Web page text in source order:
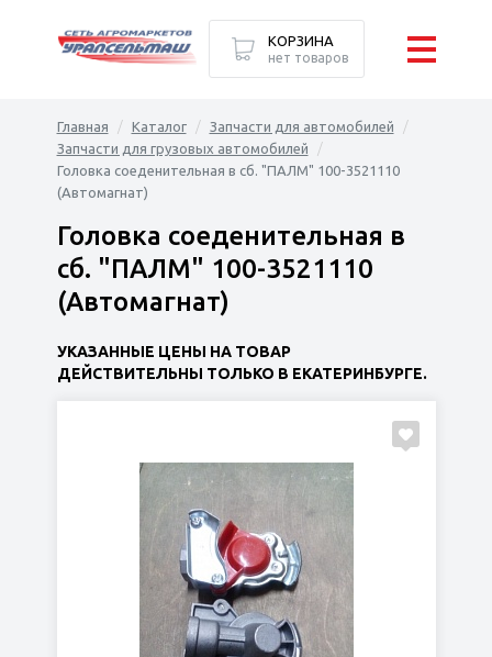
Главная Каталог
Запчасти для автомобилей
Запчасти для грузовых автомобилей
Головка соеденительная в сб. "ПАЛМ" 100-3521110
(Автомагнат)
Головка соеденительная в
сб. "ПАЛМ" 100-3521110
(Автомагнат)
УКАЗАННЫЕ ЦЕНЫ НА ТОВАР
ДЕЙСТВИТЕЛЬНЫ ТОЛЬКО В ЕКАТЕРИНБУРГЕ.
КОРЗИНА
нет товаров